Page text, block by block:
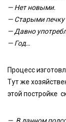
— Нет новыми.
— Старыми печку
— Давно
— Год…
Процесс
Тут же
этой постройке
— В данном